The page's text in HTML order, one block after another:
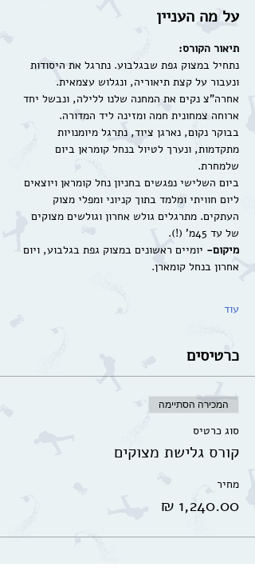
על מה העניין
תיאור הקורס:
נתחיל במצוק גפת שבגלבוע. נתרגל את היסודות
ונעבור על קצת תיאוריה, ונגלוש עצמאית.
אחרה"צ נקים את המחנה שלנו ללילה, ונבשל יחד
ארוחה צמחונית חמה ומזינה ליד המדורה.
בבוקר נקום, נארגן ציוד, נתרגל מיומנויות
מתקדמות, ונערך לטיול בנחל קומראן ביום
שלמחרת.
ביום השלישי נפגשים בחניון נחל קומראן ויוצאים
ליום חוויתי ומלמד בתוך קניוני ומפלי מצוק
העתקים. מתרגלים גולש אחרון וגולשים מצוקים
של עד 45מ' (!).
מיקום- יומיים ראשונים במצוק גפת בגלבוע, ויום
אחרון בנחל קומארן.
עוד
כרטיסים
המכירה הסתיימה
סוג כרטיס
קורס גלישת מצוקים
מחיר